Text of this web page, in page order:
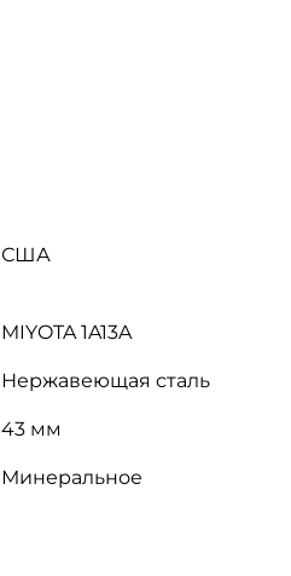
США
MIYOTA 1A13A
Нержавеющая сталь
43 мм
Минеральное